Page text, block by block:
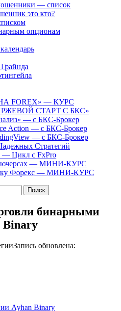
— список
это кто?
опционам
FOREX» — КУРС
СТАРТ С БКС»
— с БКС-Брокер
Action — с БКС-Брокер
— с БКС-Брокер
Стратегий
— Цикл с FxPro
— МИНИ-КУРС
Форекс — МИНИ-КУРС
бинарными
Binary
Запись обновлена:
Ayhan Binary